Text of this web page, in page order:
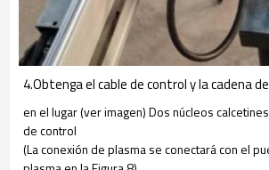
4.Obtenga el cable de control y la cadena
en el lugar (ver imagen) Dos núcleos
de control
(La conexión de plasma se conectará con el